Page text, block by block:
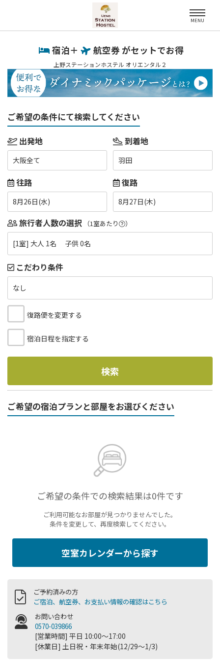
MENU
宿泊＋ 航空券 がセットでお得
上野ステーションホステル オリエンタル２
ご希望の条件にて検索してください
出発地
大阪全て
到着地
羽田
往路
8月26日(水)
復路
8月27日(木)
旅行者人数の選択 （1室あたり ）
[1室] 大人 1名 子供 0名
こだわり条件
なし
復路便を変更する
宿泊日程を指定する
検索
ご希望の宿泊プランと部屋をお選びください
ご希望の条件での検索結果は0件です
ご利用可能なお部屋が見つかりませんでした。
条件を変更して、再度検索してください。
空室カレンダーから探す
ご予約済みの方
ご宿泊、航空券、お支払い情報の確認はこちら
お問い合わせ
0570-039866
[営業時間] 平日 10:00～17:00
[休業日] 土日祝・年末年始(12/29～1/3)